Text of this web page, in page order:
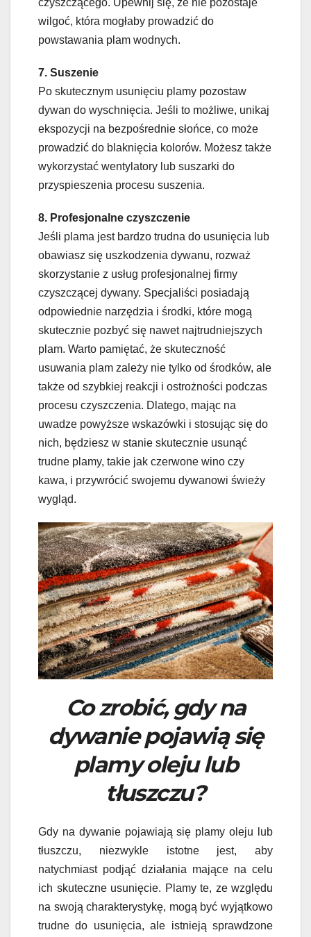
czyszczącego. Upewnij się, że nie pozostaje
wilgoć, która mogłaby prowadzić do
powstawania plam wodnych.
7. Suszenie
Po skutecznym usunięciu plamy pozostaw
dywan do wyschnięcia. Jeśli to możliwe, unikaj
ekspozycji na bezpośrednie słońce, co może
prowadzić do blaknięcia kolorów. Możesz także
wykorzystać wentylatory lub suszarki do
przyspieszenia procesu suszenia.
8. Profesjonalne czyszczenie
Jeśli plama jest bardzo trudna do usunięcia lub
obawiasz się uszkodzenia dywanu, rozważ
skorzystanie z usług profesjonalnej firmy
czyszczącej dywany. Specjaliści posiadają
odpowiednie narzędzia i środki, które mogą
skutecznie pozbyć się nawet najtrudniejszych
plam. Warto pamiętać, że skuteczność
usuwania plam zależy nie tylko od środków, ale
także od szybkiej reakcji i ostrożności podczas
procesu czyszczenia. Dlatego, mając na
uwadze powyższe wskazówki i stosując się do
nich, będziesz w stanie skutecznie usunąć
trudne plamy, takie jak czerwone wino czy
kawa, i przywrócić swojemu dywanowi świeży
wygląd.
Co zrobić, gdy na
dywanie pojawią się
plamy oleju lub
tłuszczu?
Gdy na dywanie pojawiają się plamy oleju lub
tłuszczu, niezwykle istotne jest, aby
natychmiast podjąć działania mające na celu
ich skuteczne usunięcie. Plamy te, ze względu
na swoją charakterystykę, mogą być wyjątkowo
trudne do usunięcia, ale istnieją sprawdzone